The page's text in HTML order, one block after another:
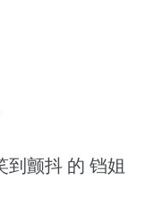
到颤抖 的 铛姐